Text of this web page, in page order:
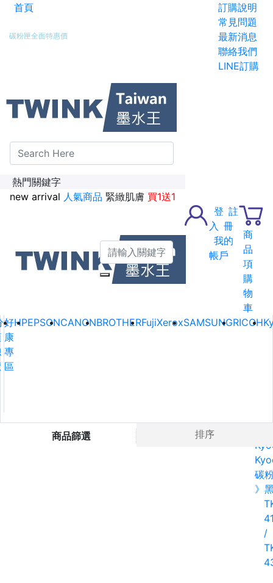
首頁
新加入會員送紅利金100點
碳粉匣全面特惠價
訂購說明
常見問題
最新消息
聯絡我們
LINE訂購
熱門關鍵字
new arrival 人氣商品 緊緻肌膚 買1送1
登
入
註
冊
我的
帳戶
商
品
項
購
物
車
好
康
專
區
HPEPSONCANONBROTHERFujiXeroxSAMSUNGRICOH
商品篩選 排序
碳
》
/